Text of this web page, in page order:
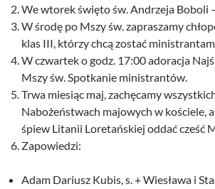
We wtorek święto św. Andrzeja Boboli
W środę po Mszy św. zapraszamy
klas III, którzy chcą zostać
W czwartek o godz. 17:00 adoracja
Mszy św. Spotkanie ministrantów.
Trwa miesiąc maj, zachęcamy
Nabożeństwach majowych w kościele,
śpiew Litanii Loretańskiej oddać cześć
Zapowiedzi:
Adam Dariusz Kubis, s. + Wiesława i